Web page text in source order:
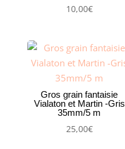
10,00€
Gros grain fantaisie
Vialaton et Martin -Gris
35mm/5 m
25,00€